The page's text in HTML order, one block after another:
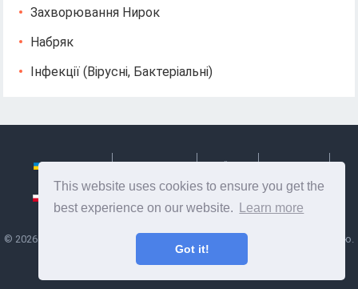
This website uses cookies to ensure you get the
best experience on our website.
Learn more
Got it!
Захворювання Нирок
Набряк
Інфекції (вірусні, Бактеріальні)
© 2026
- Корисна інформація та поради по догляду за собою.
Здоров'я, харчування та багато іншого.